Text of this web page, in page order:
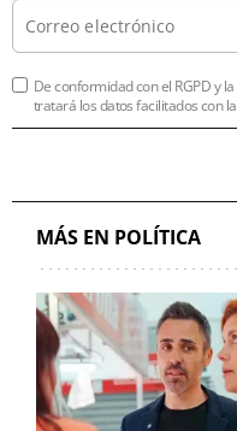
De conformidad con el RGPD y la
tratará los datos facilitados con
MÁS EN POLÍTICA